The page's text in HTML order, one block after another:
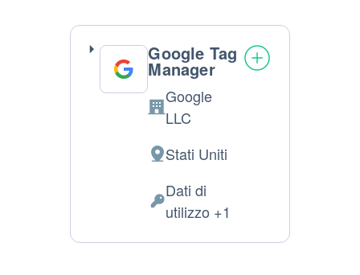
Google Tag
Manager
Azienda:
Google
LLC
Luogo
del
trattamento:
Stati Uniti
Dati
Dati di
utilizzo +1